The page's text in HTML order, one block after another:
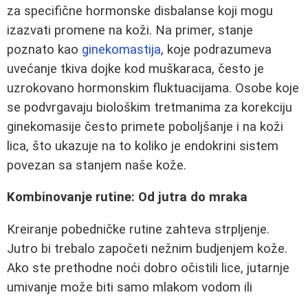
za specifične hormonske disbalanse koji mogu
izazvati promene na koži. Na primer, stanje
poznato kao ginekomastija, koje podrazumeva
uvećanje tkiva dojke kod muškaraca, često je
uzrokovano hormonskim fluktuacijama. Osobe koje
se podvrgavaju biološkim tretmanima za korekciju
ginekomasije često primete poboljšanje i na koži
lica, što ukazuje na to koliko je endokrini sistem
povezan sa stanjem naše kože.
Kombinovanje rutine: Od jutra do mraka
Kreiranje pobedničke rutine zahteva strpljenje.
Jutro bi trebalo započeti nežnim budjenjem kože.
Ako ste prethodne noći dobro očistili lice, jutarnje
umivanje može biti samo mlakom vodom ili